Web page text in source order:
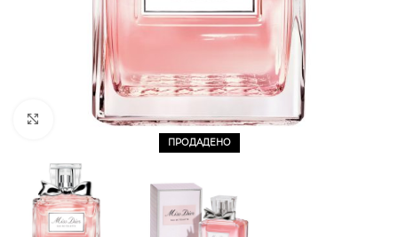
ПРОДАДЕНО
CLICK TO ENLARGE